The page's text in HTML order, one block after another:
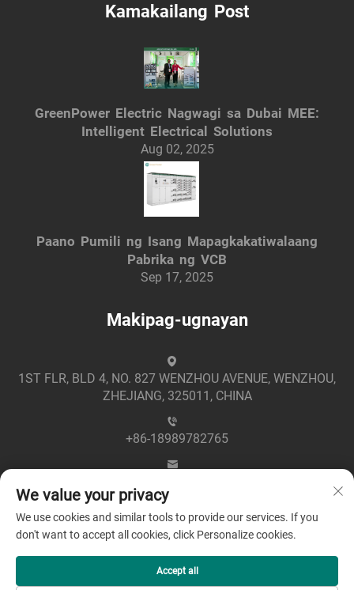
Kamakailang Post
GreenPower Electric Nagwagi sa Dubai MEE:
Intelligent Electrical Solutions
Aug 02, 2025
Paano Pumili ng Isang Mapagkakatiwalaang
Pabrika ng VCB
Sep 17, 2025
Makipag-ugnayan
1ST FLR, BLD 4, NO. 827 WENZHOU AVENUE, WENZHOU,
ZHEJIANG, 325011, CHINA
+86-18989782765
We value your privacy
We use cookies and similar tools to provide our services. If you
don't want to accept all cookies, click Personalize cookies.
Accept all